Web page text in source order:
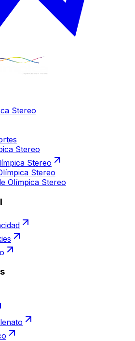
Stereo
Stereo
Stereo
Stereo
Olímpica Stereo